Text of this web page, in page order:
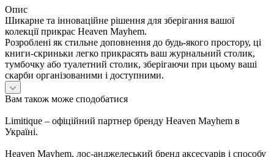
Опис
Шикарне та інноваційне рішення для зберігання вашої
колекції прикрас Heaven Mayhem.
Розроблені як стильне доповнення до будь-якого простору, ці
книги-скриньки легко прикрасять ваш журнальний столик,
тумбочку або туалетний столик, зберігаючи при цьому ваші
скарби організованими і доступними.
Вам також може сподобатися
Limitique – офіційний партнер бренду Heaven Mayhem в
Україні.
Heaven Mayhem, лос-анджелеський бренд аксесуарів і способу